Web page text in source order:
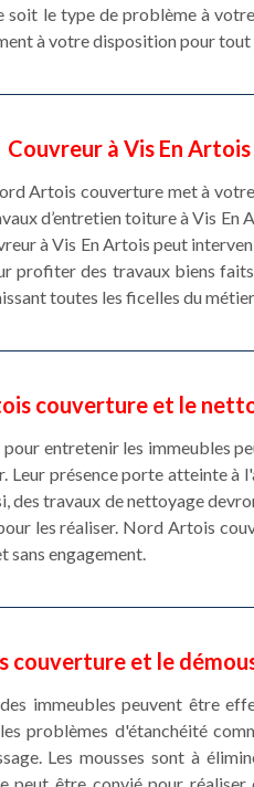
le type de problème à
à votre disposition pour tout
Couvreur à Vis En
Artois couverture met à
d’entretien toiture à Vis
à Vis En Artois peut
profiter des travaux biens
toutes les ficelles du
couverture et le
entretenir les immeubles
Leur présence porte atteinte
des travaux de nettoyage
les réaliser. Nord Artois
sans engagement.
couverture et le
immeubles peuvent être
problèmes d'étanchéité
Les mousses sont à